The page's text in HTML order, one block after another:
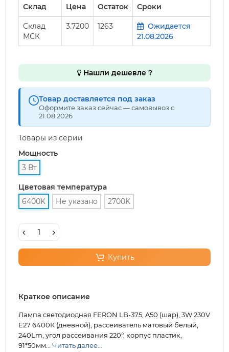
Склад Цена Остаток Сроки
Склад
МСК
3.7200 1263
Ожидается
21.08.2026
Нашли дешевле ?
Товар доставляется под заказ
Оформите заказ сейчас — самовывоз с
21.08.2026
Товары из серии
Мощность
3 Вт
Цветовая температура
6400K
Не указано 2700K
Купить
Краткое описание
Лампа светодиодная FERON LB-375, A50 (шар), 3W 230V
E27 6400К (дневной), рассеиватель матовый белый,
240Lm, угол рассеивания 220°, корпус пластик,
91*50мм... Читать далее...